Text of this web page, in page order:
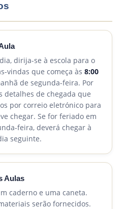
dirija-se à escola para o
vindas que começa às 8:00
de segunda-feira. Por
detalhes de chegada que
por correio eletrónico para
chegar. Se for feriado em
feira, deverá chegar à
seguinte.
Aulas
caderno e uma caneta.
serão fornecidos.